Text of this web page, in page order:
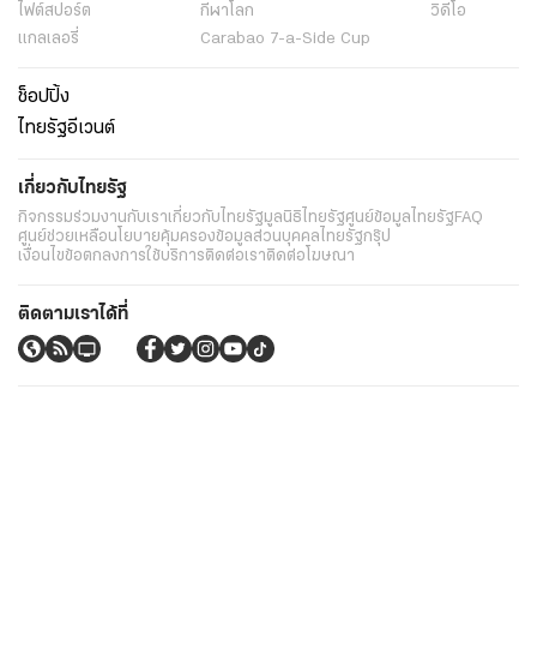
ไฟต์สปอร์ต
กีฬาโลก
วิดีโอ
แกลเลอรี่
Carabao 7-a-Side Cup
ช็อปปิ้ง
ไทยรัฐอีเวนต์
เกี่ยวกับไทยรัฐ
กิจกรรมร่วมงานกับเราเกี่ยวกับไทยรัฐมูลนิธิไทยรัฐศูนย์ข้อมูลไทยรัฐFAQ
ศูนย์ช่วยเหลือนโยบายคุ้มครองข้อมูลส่วนบุคคลไทยรัฐกรุ๊ป
เงื่อนไขข้อตกลงการใช้บริการติดต่อเราติดต่อโฆษณา
ติดตามเราได้ที่